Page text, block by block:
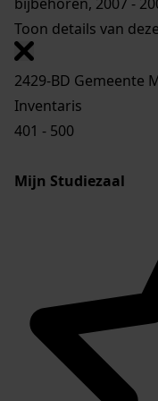
Toon details van
2429-BD Gemeente
Inventaris
401 - 500
Mijn Studiezaal